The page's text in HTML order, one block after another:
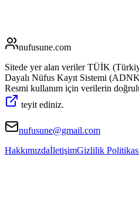
nufusune.com
Sitede yer alan veriler TÜİK
Dayalı Nüfus Kayıt Sistemi
Resmi kullanım için verilerin
teyit ediniz.
nufusune@gmail.com
HakkımızdaİletişimGizlilik